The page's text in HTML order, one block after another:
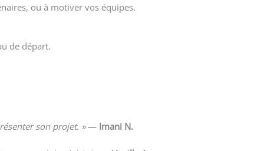
ou à motiver vos équipes.
de départ.
son projet. »— Imani N.